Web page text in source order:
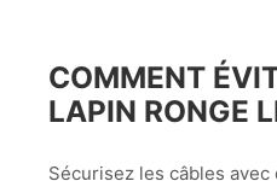
COMMENT
LAPIN RONGE
Sécurisez les câbles